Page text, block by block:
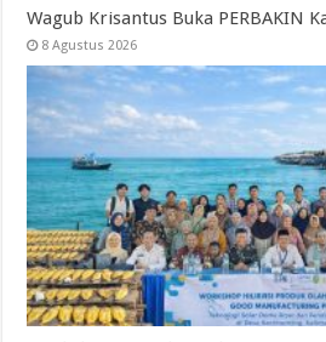
Wagub Krisantus Buka PERBAKIN
8 Agustus 2026